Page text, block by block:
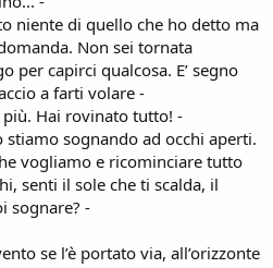
niente di quello che ho detto ma
Non sei tornata
per capirci qualcosa. E’ segno
a farti volare -
Hai rovinato tutto! -
stiamo sognando ad occhi aperti.
vogliamo e ricominciare tutto
senti il sole che ti scalda, il
sognare? -
se l’è portato via, all’orizzonte